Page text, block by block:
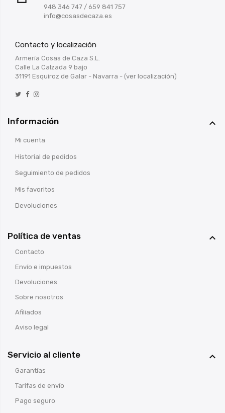
948 346 747 / 659 841 757
info@cosasdecaza.es
Contacto y localización
Armería Cosas de Caza S.L.
Calle La Calzada 9 bajo
31191 Esquiroz de Galar - Navarra - (ver localización)
Información 
Mi cuenta
Historial de pedidos
Seguimiento de pedidos
Mis favoritos
Devoluciones
Política de ventas 
Contacto
Envío e impuestos
Devoluciones
Sobre nosotros
Afiliados
Aviso legal
Servicio al cliente 
Garantías
Tarifas de envío
Pago seguro